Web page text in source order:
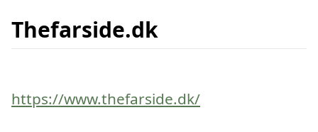
Thefarside.dk
https://www.thefarside.dk/